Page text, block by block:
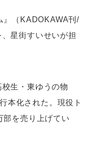
』（KADOKAWA刊/
星街すいせいが担
生・東ゆうの物
本化された。現役ト
部を売り上げてい